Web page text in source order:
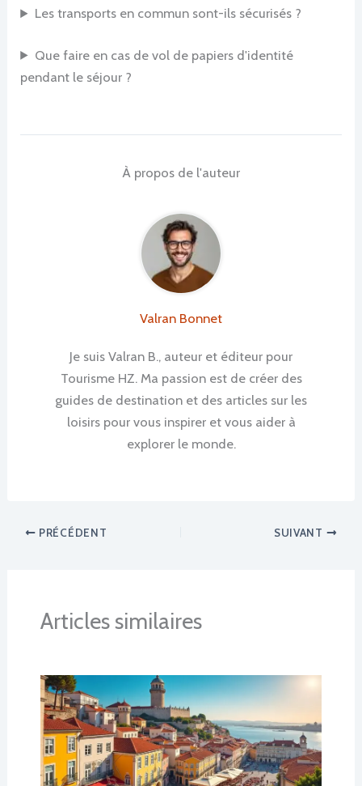
Les transports en commun sont-ils sécurisés ?
Que faire en cas de vol de papiers d'identité
pendant le séjour ?
À propos de l'auteur
Valran Bonnet
Je suis Valran B., auteur et éditeur pour
Tourisme HZ. Ma passion est de créer des
guides de destination et des articles sur les
loisirs pour vous inspirer et vous aider à
explorer le monde.
PRÉCÉDENT SUIVANT
Articles similaires